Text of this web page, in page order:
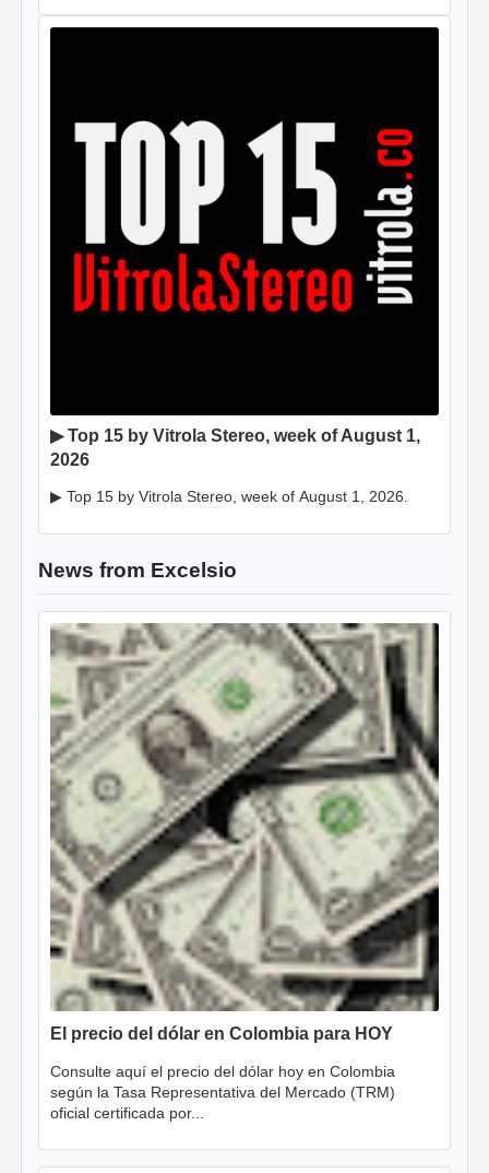
▶ Top 15 by Vitrola Stereo, week of August 1,
2026
▶ Top 15 by Vitrola Stereo, week of August 1, 2026.
News from Excelsio
El precio del dólar en Colombia para HOY
Consulte aquí el precio del dólar hoy en Colombia
según la Tasa Representativa del Mercado (TRM)
oficial certificada por...